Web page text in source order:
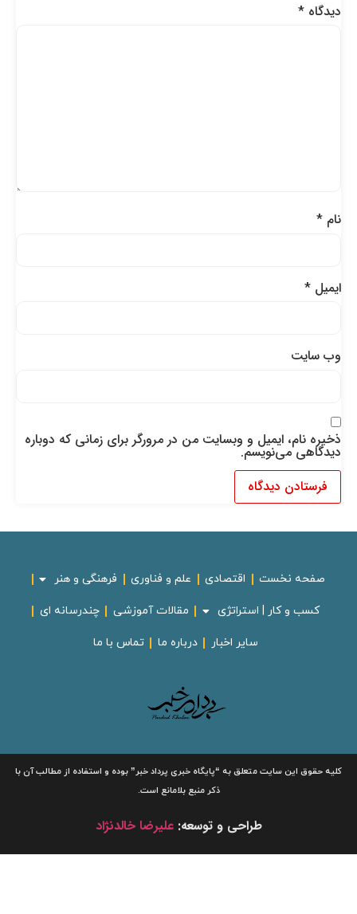
دیدگاه*
نام*
ایمیل*
وب‌ سایت
ذخیره نام، ایمیل و وبسایت من در مرورگر برای زمانی که دوباره
دیدگاهی می‌نویسم.
صفحه نخست اقتصادی علم و فناوری فرهنگی و هنر
کسب و کار | استراتژی مقالات آموزشی چندرسانه ای
سایر اخبار درباره ما تماس با ما
کلیه حقوق این سایت متعلق به“پایگاه خبریپرداد خبر”بوده و استفاده از مطالب آن با
ذکر منبع بلامانع است.
طراحی و توسعه:علیرضا خالدنژاد